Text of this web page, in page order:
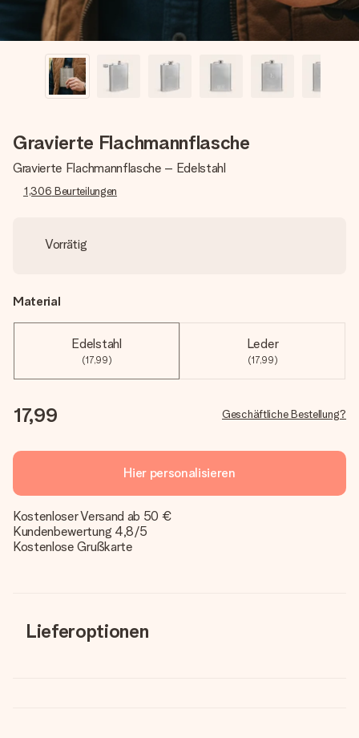
Gravierte Flachmannflasche
Gravierte Flachmannflasche – Edelstahl
1,306 Beurteilungen
Vorrätig
Material
Edelstahl
(17,99)
Leder
(17,99)
17,99 Geschäftliche Bestellung?
Hier personalisieren
Kostenloser Versand ab 50 €
Kundenbewertung 4,8/5
Kostenlose Grußkarte
Lieferoptionen